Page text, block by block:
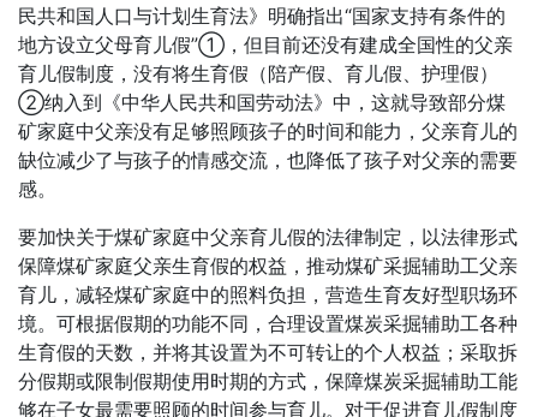
民共和国人口与计划生育法》明确指出“国家支持有条件的
地方设立父母育儿假”①，但目前还没有建成全国性的父亲
育儿假制度，没有将生育假（陪产假、育儿假、护理假）
②纳入到《中华人民共和国劳动法》中，这就导致部分煤
矿家庭中父亲没有足够照顾孩子的时间和能力，父亲育儿的
缺位减少了与孩子的情感交流，也降低了孩子对父亲的需要
感。
要加快关于煤矿家庭中父亲育儿假的法律制定，以法律形式
保障煤矿家庭父亲生育假的权益，推动煤矿采掘辅助工父亲
育儿，减轻煤矿家庭中的照料负担，营造生育友好型职场环
境。可根据假期的功能不同，合理设置煤炭采掘辅助工各种
生育假的天数，并将其设置为不可转让的个人权益；采取拆
分假期或限制假期使用时期的方式，保障煤炭采掘辅助工能
够在子女最需要照顾的时间参与育儿。对于促进育儿假制度